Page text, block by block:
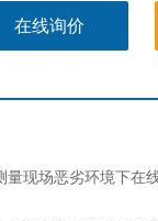
在线询价
现场恶劣环境下在